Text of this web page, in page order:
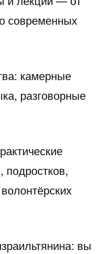
современных
камерные
разговорные
вы